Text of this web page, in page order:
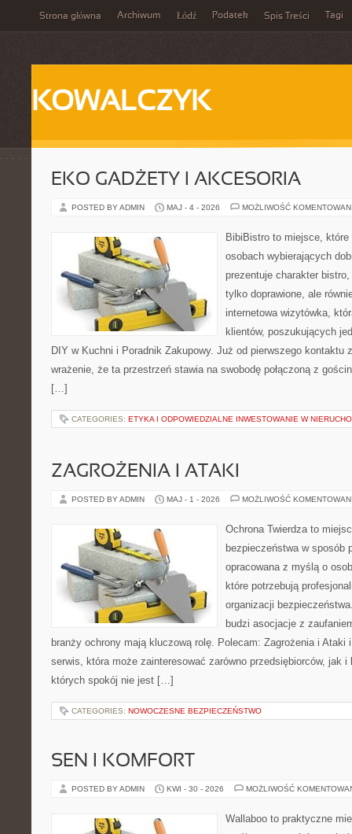
Strona główna Archiwum Łódź Podatek Spis Treści Tagi
KOWALCZYK
EKO GADŻETY I AKCESORIA
POSTED BY ADMIN MAJ - 4 - 2026 MOŻLIWOŚĆ
BibiBistro to miejsce, które
osobach wybierających
prezentuje charakter
tylko doprawione, ale
internetowa wizytówka,
klientów, poszukujących
DIY w Kuchni i Poradnik Zakupowy. Już od pierwszego kontaktu
wrażenie, że ta przestrzeń stawia na swobodę połączoną z
[…]
CATEGORIES: ETYKA I ODPOWIEDZIALNE INWESTOWANIE W
ZAGROŻENIA I ATAKI
POSTED BY ADMIN MAJ - 1 - 2026 MOŻLIWOŚĆ
Ochrona Twierdza to
bezpieczeństwa w sposób
opracowana z myślą o
które potrzebują
organizacji
budzi asocjacje z
branży ochrony mają kluczową rolę. Polecam: Zagrożenia i Ataki
serwis, która może zainteresować zarówno przedsiębiorców, jak
których spokój nie jest […]
CATEGORIES: NOWOCZESNE BEZPIECZEŃSTWO
SEN I KOMFORT
POSTED BY ADMIN KWI - 30 - 2026 MOŻLIWOŚĆ
Wallaboo to praktyczne